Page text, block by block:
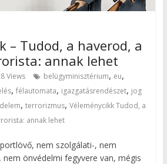
– Tudod, a haverod, a
annak lehet
Views belügyminisztérium, eu,
, félautomata, igazgatásrendészet, jog
, terrorizmus, Véleménycikk Tudod, a
annak lehet
nem szolgálati-, nem
nem önvédelmi fegyvere van, mégis